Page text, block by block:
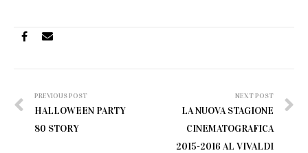
navigation
PREVIOUS POST
HALLOWEEN PARTY
80 STORY
NEXT POST
LA NUOVA STAGIONE
CINEMATOGRAFICA
2015-2016 AL VIVALDI